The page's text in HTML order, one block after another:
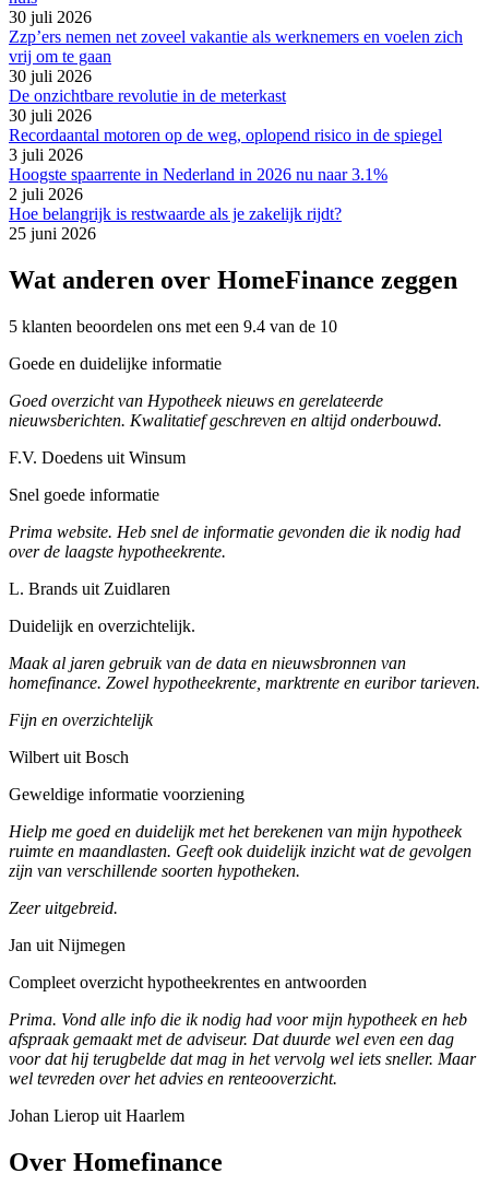
30 juli 2026
Zzp’ers nemen net zoveel vakantie als werknemers en voelen zich
vrij om te gaan
30 juli 2026
De onzichtbare revolutie in de meterkast
30 juli 2026
Recordaantal motoren op de weg, oplopend risico in de spiegel
3 juli 2026
Hoogste spaarrente in Nederland in 2026 nu naar 3.1%
2 juli 2026
Hoe belangrijk is restwaarde als je zakelijk rijdt?
25 juni 2026
Wat anderen over HomeFinance zeggen
5 klanten beoordelen ons met een 9.4 van de 10
Goede en duidelijke informatie
Goed overzicht van Hypotheek nieuws en gerelateerde
nieuwsberichten. Kwalitatief geschreven en altijd onderbouwd.
F.V. Doedens uit Winsum
Snel goede informatie
Prima website. Heb snel de informatie gevonden die ik nodig had
over de laagste hypotheekrente.
L. Brands uit Zuidlaren
Duidelijk en overzichtelijk.
Maak al jaren gebruik van de data en nieuwsbronnen van
homefinance. Zowel hypotheekrente, marktrente en euribor tarieven.
Fijn en overzichtelijk
Wilbert uit Bosch
Geweldige informatie voorziening
Hielp me goed en duidelijk met het berekenen van mijn hypotheek
ruimte en maandlasten. Geeft ook duidelijk inzicht wat de gevolgen
zijn van verschillende soorten hypotheken.
Zeer uitgebreid.
Jan uit Nijmegen
Compleet overzicht hypotheekrentes en antwoorden
Prima. Vond alle info die ik nodig had voor mijn hypotheek en heb
afspraak gemaakt met de adviseur. Dat duurde wel even een dag
voor dat hij terugbelde dat mag in het vervolg wel iets sneller. Maar
wel tevreden over het advies en renteooverzicht.
Johan Lierop uit Haarlem
Over Homefinance